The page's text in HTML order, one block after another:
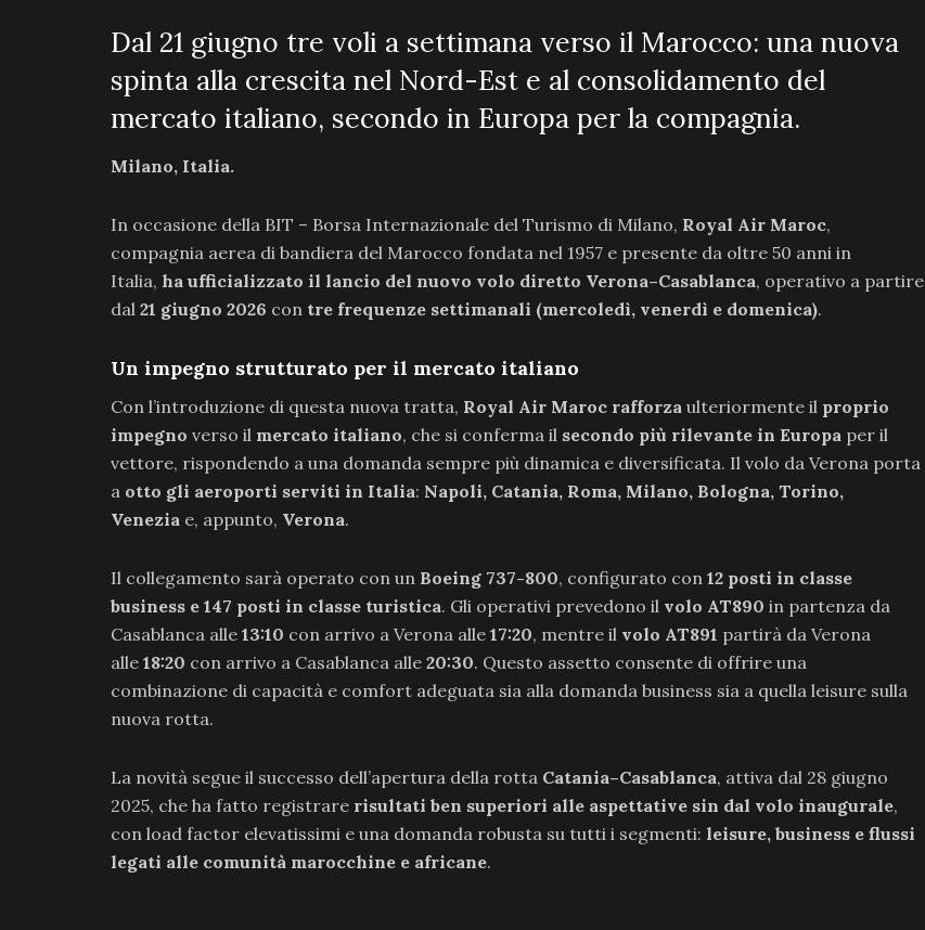
Dal 21 giugno tre voli a settimana verso il Marocco: una nuova
spinta alla crescita nel Nord-Est e al consolidamento del
mercato italiano, secondo in Europa per la compagnia.
Milano, Italia.
In occasione della BIT – Borsa Internazionale del Turismo di Milano, Royal Air Maroc,
compagnia aerea di bandiera del Marocco fondata nel 1957 e presente da oltre 50 anni in
Italia, ha ufficializzato il lancio del nuovo volo diretto Verona–Casablanca, operativo a partire
dal 21 giugno 2026 con tre frequenze settimanali (mercoledì, venerdì e domenica).
Un impegno strutturato per il mercato italiano
Con l’introduzione di questa nuova tratta, Royal Air Maroc rafforza ulteriormente il proprio
impegno verso il mercato italiano, che si conferma il secondo più rilevante in Europa per il
vettore, rispondendo a una domanda sempre più dinamica e diversificata. Il volo da Verona porta
a otto gli aeroporti serviti in Italia: Napoli, Catania, Roma, Milano, Bologna, Torino,
Venezia e, appunto, Verona.
Il collegamento sarà operato con un Boeing 737-800, configurato con 12 posti in classe
business e 147 posti in classe turistica. Gli operativi prevedono il volo AT890 in partenza da
Casablanca alle 13:10 con arrivo a Verona alle 17:20, mentre il volo AT891 partirà da Verona
alle 18:20 con arrivo a Casablanca alle 20:30. Questo assetto consente di offrire una
combinazione di capacità e comfort adeguata sia alla domanda business sia a quella leisure sulla
nuova rotta.
La novità segue il successo dell’apertura della rotta Catania–Casablanca, attiva dal 28 giugno
2025, che ha fatto registrare risultati ben superiori alle aspettative sin dal volo inaugurale,
con load factor elevatissimi e una domanda robusta su tutti i segmenti: leisure, business e flussi
legati alle comunità marocchine e africane.